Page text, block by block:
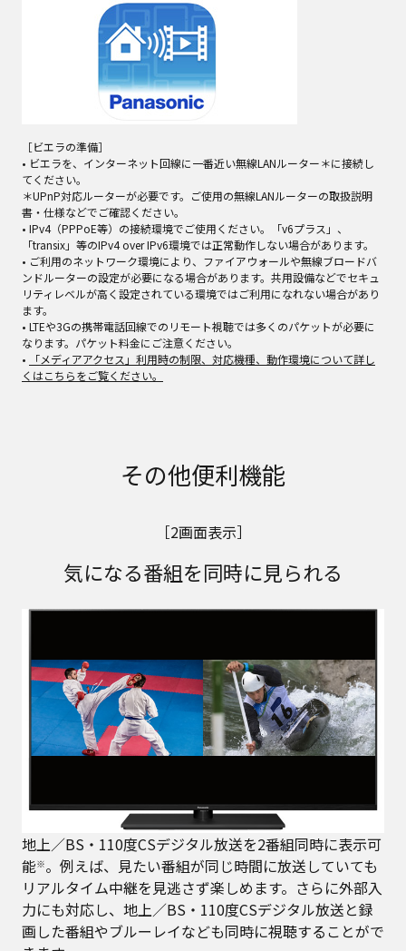
［ビエラの準備］
• ビエラを、インターネット回線に一番近い無線LANルーター＊に接続し
てください。
＊UPnP対応ルーターが必要です。ご使用の無線LANルーターの取扱説明
書・仕様などでご確認ください。
• IPv4（PPPoE等）の接続環境でご使用ください。「v6プラス」、
「transix」等のIPv4 over IPv6環境では正常動作しない場合があります。
• ご利用のネットワーク環境により、ファイアウォールや無線ブロードバ
ンドルーターの設定が必要になる場合があります。共用設備などでセキュ
リティレベルが高く設定されている環境ではご利用になれない場合があり
ます。
• LTEや3Gの携帯電話回線でのリモート視聴では多くのパケットが必要に
なります。パケット料金にご注意ください。
•
「メディアアクセス」利用時の制限、対応機種、動作環境について詳し
くはこちらをご覧ください。
その他便利機能
［2画面表示］
気になる番組を同時に見られる
地上／BS・110度CSデジタル放送を2番組同時に表示可
能※。例えば、見たい番組が同じ時間に放送していても
リアルタイム中継を見逃さず楽しめます。さらに外部入
力にも対応し、地上／BS・110度CSデジタル放送と録
画した番組やブルーレイなども同時に視聴することがで